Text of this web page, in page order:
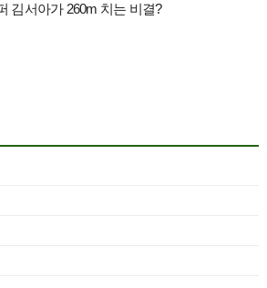
김서아가 260m 치는 비결?